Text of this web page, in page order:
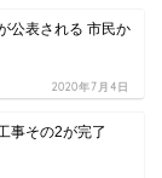
公表される 市民か
2020年7月4日
事その2が完了